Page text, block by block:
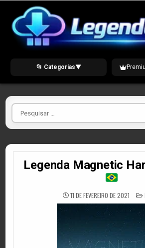
content
📂 Categorias▼
Pesquisar
por
Legenda Magnetic
11 DE FEVEREIRO DE 2021